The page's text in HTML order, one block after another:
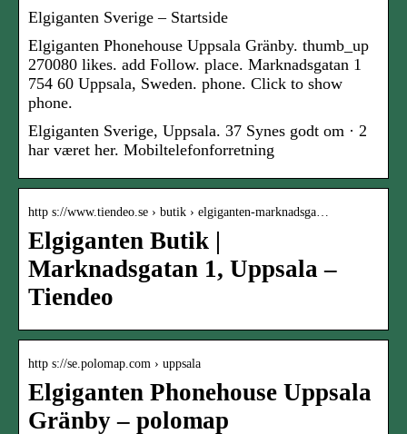
Elgiganten Sverige – Startside
Elgiganten Phonehouse Uppsala Gränby. thumb_up
270080 likes. add Follow. place. Marknadsgatan 1
754 60 Uppsala, Sweden. phone. Click to show
phone.
Elgiganten Sverige, Uppsala. 37 Synes godt om · 2
har været her. Mobiltelefonforretning
http s://www.tiendeo.se › butik › elgiganten-marknadsga…
Elgiganten Butik |
Marknadsgatan 1, Uppsala –
Tiendeo
http s://se.polomap.com › uppsala
Elgiganten Phonehouse Uppsala
Gränby – polomap